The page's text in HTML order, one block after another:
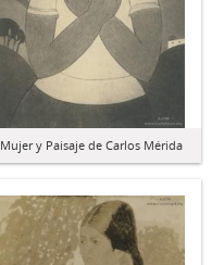
Mujer y Paisaje de Carlos Mérida